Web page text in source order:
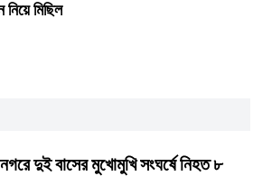
নিয়ে মিছিল
দুই বাসের মুখোমুখি সংঘর্ষে নিহত ৮